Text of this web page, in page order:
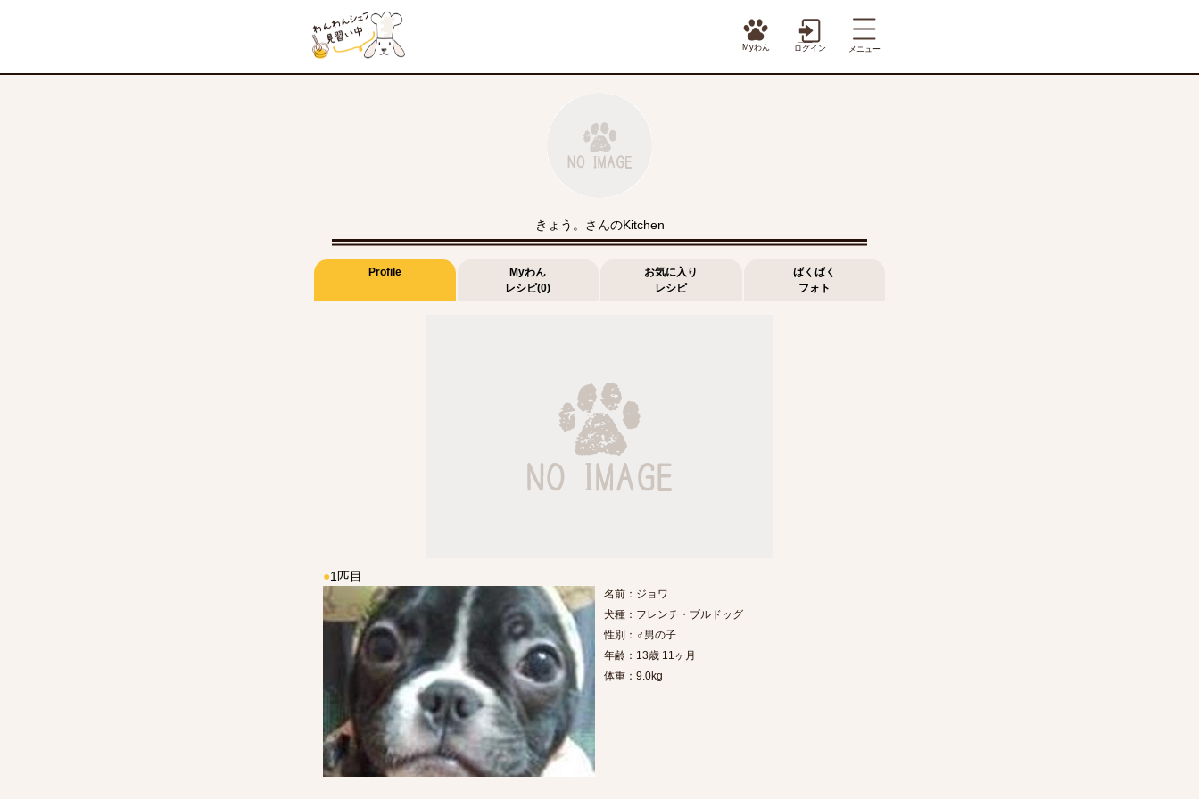
Myわん ログイン メニュー
きょう。さんのKitchen
Profile
Myわん
レシピ(0)
お気に入り
レシピ
ばくばく
フォト
●1匹目
名前：ジョワ
犬種：フレンチ・ブルドッグ
性別：♂男の子
年齢：13歳 11ヶ月
体重：9.0kg